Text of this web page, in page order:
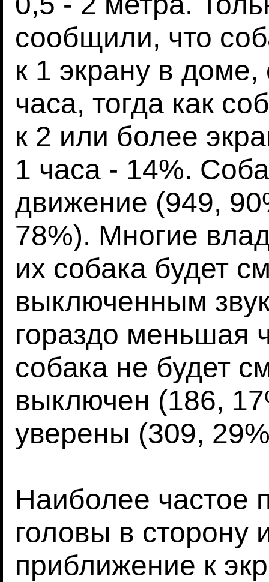
сообщили, что
к 1 экрану в
часа, тогда как
к 2 или более
1 часа - 14%.
движение (949,
78%). Многие
их собака будет
выключенным
гораздо меньшая
собака не будет
выключен (186,
уверены (309,
Наиболее частое
головы в
приближение к